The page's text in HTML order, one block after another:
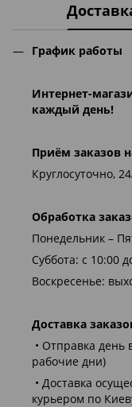
График работы
Интернет-
каждый день!
Приём заказов
Круглосуточно,
Обработка
Понедельник –
Суббота: с 10:00
Воскресенье:
Доставка
• Отправка
рабочие дни)
• Доставка
курьером по